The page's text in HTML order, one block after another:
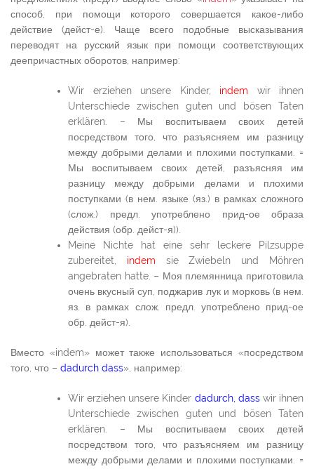
способ, при помощи которого совершается какое-либо
действие (дейст-е). Чаще всего подобные высказывания
переводят на русский язык при помощи соответствующих
деепричастных оборотов, например:
Wir erziehen unsere Kinder, indem wir ihnen
Unterschiede zwischen guten und bösen Taten
erklären. – Мы воспитываем своих детей
посредством того, что разъясняем им разницу
между добрыми делами и плохими поступками. =
Мы воспитываем своих детей, разъясняя им
разницу между добрыми делами и плохими
поступками (в нем. языке (яз.) в рамках сложного
(слож.) предл. употреблено прид-ое образа
действия (обр. дейст-я)).
Meine Nichte hat eine sehr leckere Pilzsuppe
zubereitet, indem sie Zwiebeln und Möhren
angebraten hatte. – Моя племянница приготовила
очень вкусный суп, поджарив лук и морковь (в нем.
яз. в рамках слож. предл. употреблено прид-ое
обр. дейст-я).
Вместо «indem» может также использоваться «посредством
того, что – dadurch dass», например:
Wir erziehen unsere Kinder dadurch, dasswir ihnen
Unterschiede zwischen guten und bösen Taten
erklären. – Мы воспитываем своих детей
посредством того, что разъясняем им разницу
между добрыми делами и плохими поступками. =